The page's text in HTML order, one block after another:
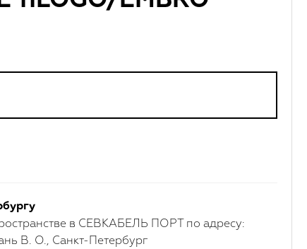
в СЕВКАБЕЛЬ ПОРТ по адресу:
В. О., Санкт-Петербург